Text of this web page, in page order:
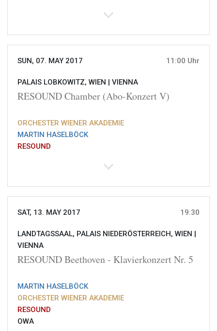
SUN, 07. MAY 2017 11:00 Uhr
PALAIS LOBKOWITZ, WIEN | VIENNA
RESOUND Chamber (Abo-Konzert V)
ORCHESTER WIENER AKADEMIE
MARTIN HASELBÖCK
RESOUND
SAT, 13. MAY 2017 19:30
LANDTAGSSAAL, PALAIS NIEDERÖSTERREICH, WIEN |
VIENNA
RESOUND Beethoven - Klavierkonzert Nr. 5
MARTIN HASELBÖCK
ORCHESTER WIENER AKADEMIE
RESOUND
OWA